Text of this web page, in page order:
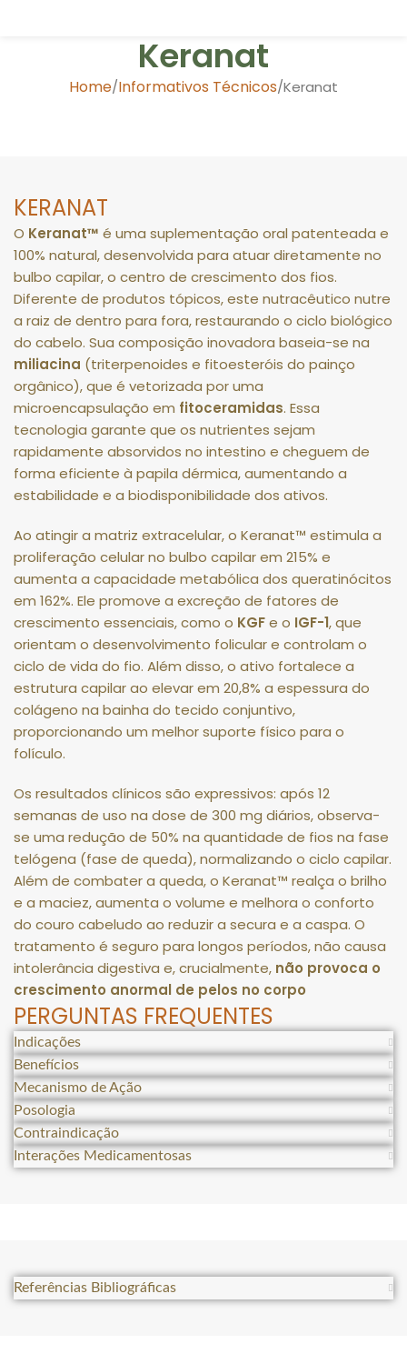
Keranat
Home Informativos Técnicos Keranat
KERANAT
O Keranat™ é uma suplementação oral patenteada e
100% natural, desenvolvida para atuar diretamente no
bulbo capilar, o centro de crescimento dos fios.
Diferente de produtos tópicos, este nutracêutico nutre
a raiz de dentro para fora, restaurando o ciclo biológico
do cabelo. Sua composição inovadora baseia-se na
miliacina (triterpenoides e fitoesteróis do painço
orgânico), que é vetorizada por uma
microencapsulação em fitoceramidas. Essa
tecnologia garante que os nutrientes sejam
rapidamente absorvidos no intestino e cheguem de
forma eficiente à papila dérmica, aumentando a
estabilidade e a biodisponibilidade dos ativos.
Ao atingir a matriz extracelular, o Keranat™ estimula a
proliferação celular no bulbo capilar em 215% e
aumenta a capacidade metabólica dos queratinócitos
em 162%. Ele promove a excreção de fatores de
crescimento essenciais, como o KGFe o IGF-1, que
orientam o desenvolvimento folicular e controlam o
ciclo de vida do fio. Além disso, o ativo fortalece a
estrutura capilar ao elevar em 20,8% a espessura do
colágeno na bainha do tecido conjuntivo,
proporcionando um melhor suporte físico para o
folículo.
Os resultados clínicos são expressivos: após 12
semanas de uso na dose de 300 mg diários, observa-
se uma redução de 50% na quantidade de fios na fase
telógena (fase de queda), normalizando o ciclo capilar.
Além de combater a queda, o Keranat™ realça o brilho
e a maciez, aumenta o volume e melhora o conforto
do couro cabeludo ao reduzir a secura e a caspa. O
tratamento é seguro para longos períodos, não causa
intolerância digestiva e, crucialmente, não provoca o
crescimento anormal de pelos no corpo
PERGUNTAS FREQUENTES
Indicações
Benefícios
Mecanismo de Ação
Posologia
Contraindicação
Interações Medicamentosas
Referências Bibliográficas